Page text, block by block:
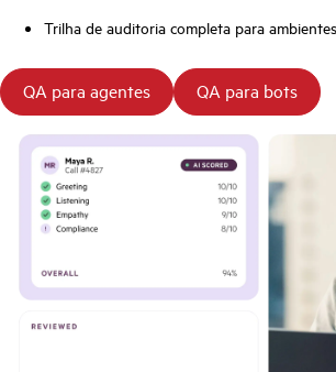
Trilha de auditoria completa para
QA para agentes QA para bots